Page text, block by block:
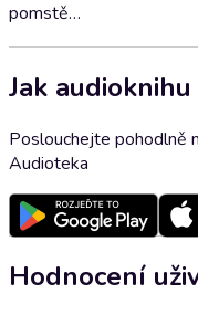
pomstě…
Jak
Poslouchejte pohodlně
Audioteka
Hodnocení